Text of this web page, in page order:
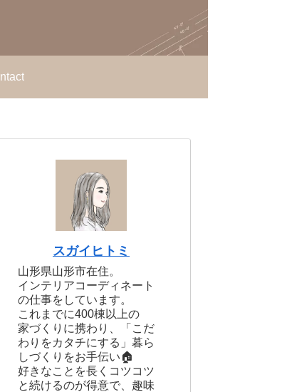
スガイヒトミ
山形県山形市在住。
インテリアコーディネート
の仕事をしています。
これまでに400棟以上の
家づくりに携わり、「こだ
わりをカタチにする」暮ら
しづくりをお手伝い🏠
好きなことを長くコツコツ
と続けるのが得意で、趣味